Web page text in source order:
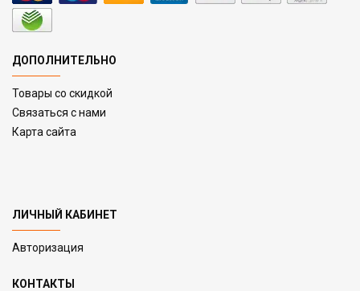
ДОПОЛНИТЕЛЬНО
Товары со скидкой
Связаться с нами
Карта сайта
ЛИЧНЫЙ КАБИНЕТ
Авторизация
КОНТАКТЫ